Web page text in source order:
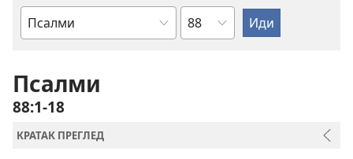
Библијска
Поглавље
Псалми
88:1-18
КРАТАК ПРЕГЛЕД